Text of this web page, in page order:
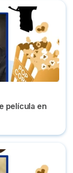
en español gratis
película en
castellano